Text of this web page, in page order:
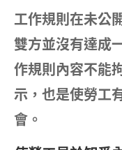
工作規則在未公
雙方並沒有達成
作規則內容不能
示，也是使勞工
會。